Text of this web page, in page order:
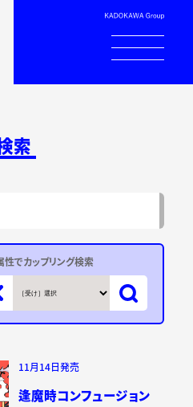
索
でカップリング検索
11月14日発売
逢魔時コンフュージョン